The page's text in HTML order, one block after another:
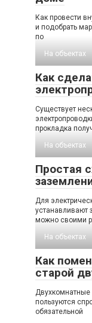
Как провести
и подобрать
по
На объектах
Как
Существует
прокладка
На объектах
Простая
Для
устанавливают
можно своими
На объектах
Как
старой
Двухкомнатные
пользуются
обязательной